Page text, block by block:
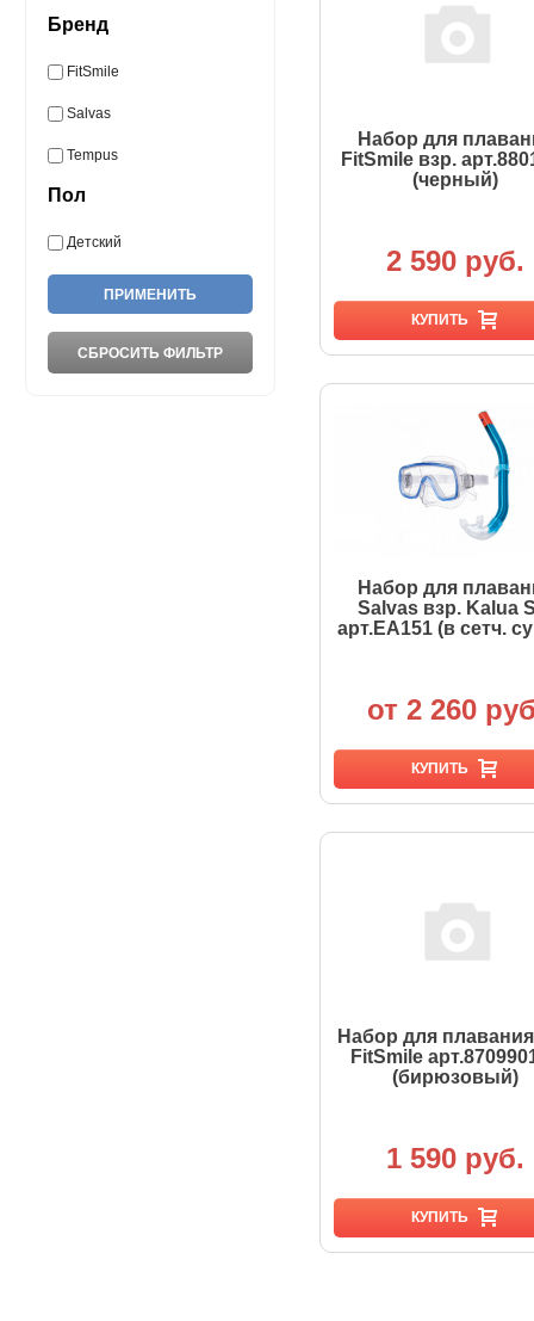
Бренд
FitSmile
Salvas
Tempus
Пол
Детский
Набор для
FitSmile взр.
(черный)
2 590 руб.
КУПИТЬ
Набор для
Salvas взр. Kalua
арт.EA151 (в сетч.
от 2 260
КУПИТЬ
Набор для плавания
FitSmile
(бирюзовый)
1 590 руб.
КУПИТЬ